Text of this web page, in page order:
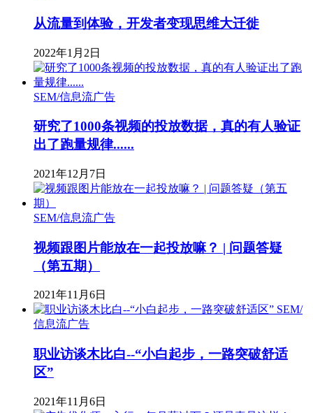
从流量到体验，开发者变现思维大迁徙
2022年1月2日
SEM/信息流广告
研究了1000条视频的投放数据，真的有人验证
出了跑量规律......
2021年12月7日
SEM/信息流广告
视频跟图片能放在一起投放嘛？ | 问题答疑
（第五期）
2021年11月6日
SEM/
信息流广告
职业访谈木比白--“小白起步，一路突破舒适
区”
2021年11月6日